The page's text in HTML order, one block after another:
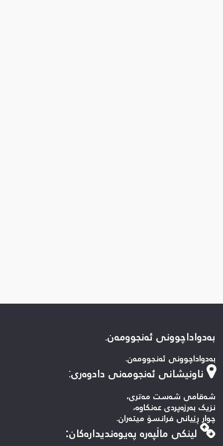
بەدواداچوونی ئەنجوومەن.
بەدواداچوونی ئەنجوومەن.
ناونیشانی ئەنجومەنی دادوەری:
شەقامی شەست مەتری،
نزیک بەرزەپردی عەنکاوە،
چوار ڕێیانی فرانسۆ میتەران.
لینكی ماڵپه‌ره‌ په‌یوه‌ندیداره‌كان: